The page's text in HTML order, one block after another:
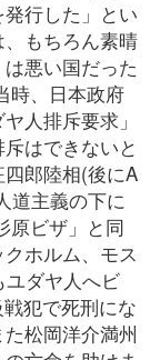
行した」とい
もちろん素晴
悪い国だった
時、日本政府
人排斥要求」
はできないと
郎陸相(後にA
道主義の下に
原ビザ」と同
ホルム、モス
ユダヤ人へビ
犯で死刑にな
松岡洋介満州